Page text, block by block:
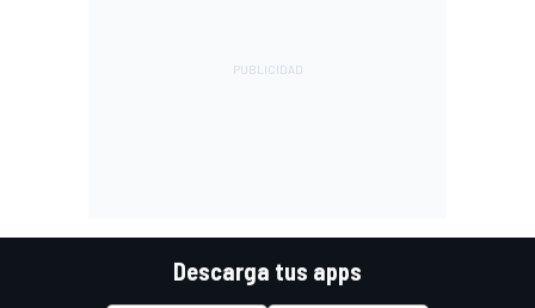
Descarga tus apps